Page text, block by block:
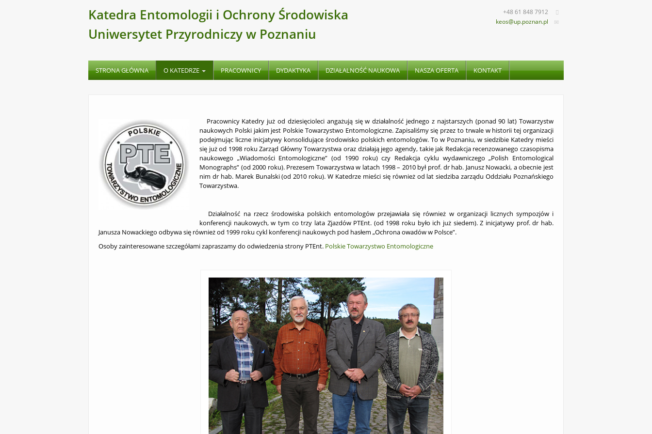
Katedra Entomologii i Ochrony Środowiska
Uniwersytet Przyrodniczy w Poznaniu
+48 61 848 7912
keos@up.poznan.pl
STRONA GŁÓWNA O KATEDRZE PRACOWNICY DYDAKTYKA DZIAŁALNOŚĆ NAUKOWA NASZA OFERTA KONTAKT
Pracownicy Katedry już od dziesięcioleci angażują się w działalność jednego z najstarszych (ponad 90 lat) Towarzystw
naukowych Polski jakim jest Polskie Towarzystwo Entomologiczne. Zapisaliśmy się przez to trwale w historii tej organizacji
podejmując liczne inicjatywy konsolidujące środowisko polskich entomologów. To w Poznaniu, w siedzibie Katedry mieści
się już od 1998 roku Zarząd Główny Towarzystwa oraz działają jego agendy, takie jak Redakcja recenzowanego czasopisma
naukowego „Wiadomości Entomologiczne” (od 1990 roku) czy Redakcja cyklu wydawniczego „Polish Entomological
Monographs” (od 2000 roku). Prezesem Towarzystwa w latach 1998 – 2010 był prof. dr hab. Janusz Nowacki, a obecnie jest
nim dr hab. Marek Bunalski (od 2010 roku). W Katedrze mieści się również od lat siedziba zarządu Oddziału Poznańskiego
Towarzystwa.
Działalność na rzecz środowiska polskich entomologów przejawiała się również w organizacji licznych sympozjów i
konferencji naukowych, w tym co trzy lata Zjazdów PTEnt. (od 1998 roku było ich już siedem). Z inicjatywy prof. dr hab.
Janusza Nowackiego odbywa się również od 1999 roku cykl konferencji naukowych pod hasłem „Ochrona owadów w Polsce”.
Osoby zainteresowane szczegółami zapraszamy do odwiedzenia strony PTEnt. Polskie Towarzystwo Entomologiczne